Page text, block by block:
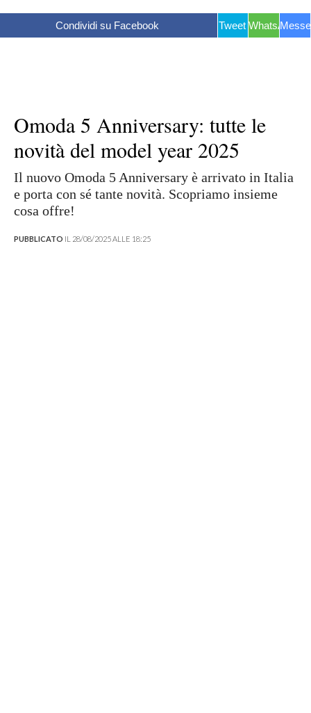
Condividi su Facebook Tweet WhatsApp
Omoda 5 Anniversary: tutte le
novità del model year 2025
Il nuovo Omoda 5 Anniversary è arrivato in Italia
e porta con sé tante novità. Scopriamo insieme
cosa offre!
PUBBLICATO IL 28/08/2025 ALLE 18:25